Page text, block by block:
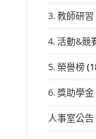
3. 教師研習
4. 活動&競
5. 榮譽榜
6. 獎助學金
人事室公告